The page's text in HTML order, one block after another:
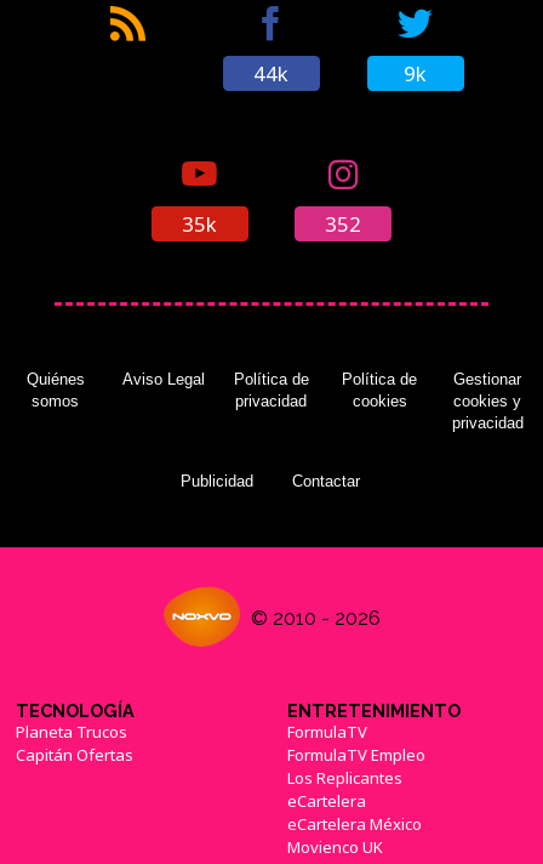
44k 9k
35k 352
Quiénes
somos
Aviso Legal
Política de
privacidad
Política de
cookies
Gestionar
cookies y
privacidad
Publicidad Contactar
© 2010 - 2026
TECNOLOGÍA
Planeta Trucos
Capitán Ofertas
ENTRETENIMIENTO
FormulaTV
FormulaTV Empleo
Los Replicantes
eCartelera
eCartelera México
Movienco UK